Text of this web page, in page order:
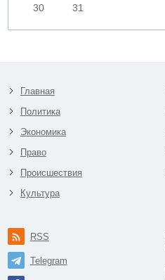
30
31
Главная
Политика
Экономика
Право
Происшествия
Культура
RSS
Telegram